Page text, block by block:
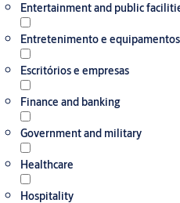
Entertainment and public
Entretenimento e
Escritórios e empresas
Finance and banking
Government and military
Healthcare
Hospitality